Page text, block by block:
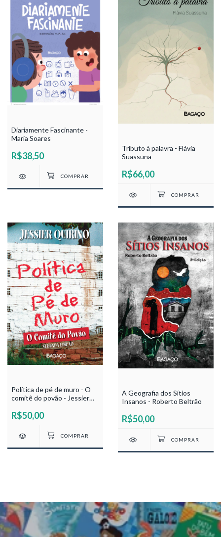
Diariamente Fascinante -
Maria Soares
R$38,50
Tributo à palavra - Flávia
Suassuna
R$66,00
Política de pé de muro - O
comitê do povão - Jessier
R$50,00
A Geografia dos Sítios
Insanos - Roberto Beltrão
R$50,00